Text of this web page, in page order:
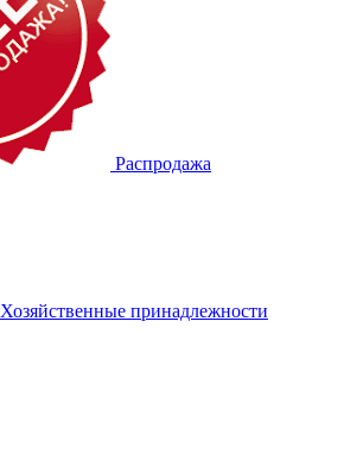
Распродажа
Хозяйственные принадлежности